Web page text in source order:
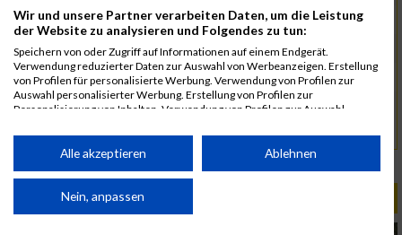
4614
Lorenz
00:57:33.9
4670
Vogl
00:57:33.9
4574
Groitl
00:57:35.0
4685
Landmann
01:04:29.8
4683
Brunner
01:04:30.0
ALBUM B2RUN MÜNCHEN / 15.07.2026
Wir und unsere Partner verarbeiten Daten, um die Leistung
der Website zu analysieren und Folgendes zu tun:
Speichern von oder Zugriff auf Informationen auf einem Endgerät.
Verwendung reduzierter Daten zur Auswahl von Werbeanzeigen. Erstellung
von Profilen für personalisierte Werbung. Verwendung von Profilen zur
Auswahl personalisierter Werbung. Erstellung von Profilen zur
Personalisierung von Inhalten. Verwendung von Profilen zur Auswahl
Performance von Inhalten. Analyse von Zielgruppen durch Statistiken oder
Kombinationen von Daten aus verschiedenen Quellen. Entwicklung und
von Inhalten.
Daten können außerhalb der Europäischen Union weitergegeben und in die
Alle akzeptieren Ablehnen
Nein, anpassen